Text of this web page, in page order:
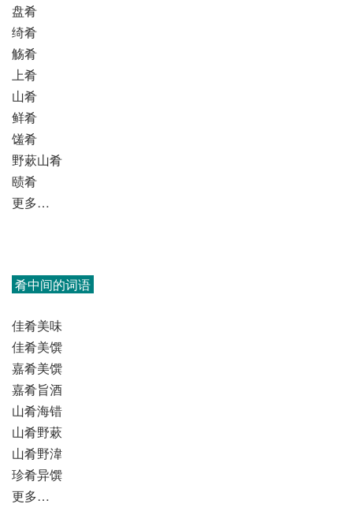
盘肴
绮肴
觞肴
上肴
山肴
鲜肴
馐肴
野蔌山肴
赜肴
更多…
肴中间的词语
佳肴美味
佳肴美馔
嘉肴美馔
嘉肴旨酒
山肴海错
山肴野蔌
山肴野湋
珍肴异馔
更多…